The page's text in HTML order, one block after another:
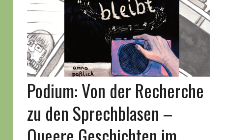
Podium: Von der Recherche
zu den Sprechblasen –